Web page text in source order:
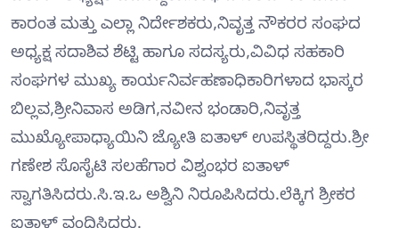
ಕಾರಂತ ಮತ್ತು ಎಲ್ಲಾ ನಿರ್ದೇಶಕರು,ನಿವೃತ್ತ ನೌಕರರ ಸಂಘದ
ಅಧ್ಯಕ್ಷ ಸದಾಶಿವ ಶೆಟ್ಟಿ ಹಾಗೂ ಸದಸ್ಯರು,ವಿವಿಧ ಸಹಕಾರಿ
ಸಂಘಗಳ ಮುಖ್ಯ ಕಾರ್ಯನಿರ್ವಹಣಾಧಿಕಾರಿಗಳಾದ ಭಾಸ್ಕರ
ಬಿಲ್ಲವ,ಶ್ರೀನಿವಾಸ ಅಡಿಗ,ನವೀನ ಭಂಡಾರಿ,ನಿವೃತ್ತ
ಮುಖ್ಯೋಪಾಧ್ಯಾಯಿನಿ ಜ್ಯೋತಿ ಐತಾಳ್ ಉಪಸ್ಥಿತರಿದ್ದರು.ಶ್ರೀ
ಗಣೇಶ ಸೊಸೈಟಿ ಸಲಹೆಗಾರ ವಿಶ್ವಂಭರ ಐತಾಳ್
ಸ್ವಾಗತಿಸಿದರು.ಸಿ.ಇ.ಒ ಅಶ್ವಿನಿ ನಿರೂಪಿಸಿದರು.ಲೆಕ್ಕಿಗ ಶ್ರೀಕರ